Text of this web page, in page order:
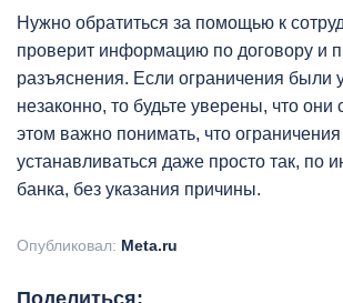
Нужно обратиться за помощью к
проверит информацию по договору и
разъяснения. Если ограничения были
незаконно, то будьте уверены, что они
этом важно понимать, что ограничения
устанавливаться даже просто так, по
банка, без указания причины.
Опубликовал: Meta.ru
Поделиться: